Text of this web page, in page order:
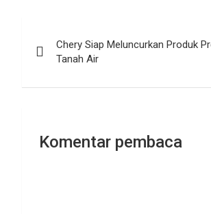
pos
Chery Siap Meluncurkan Produk
Tanah Air
Komentar pembaca